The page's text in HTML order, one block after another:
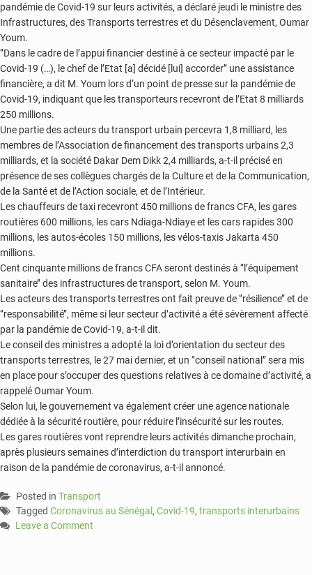
pandémie de Covid-19 sur leurs activités, a déclaré jeudi le ministre des
Infrastructures, des Transports terrestres et du Désenclavement, Oumar
Youm.
‘’Dans le cadre de l’appui financier destiné à ce secteur impacté par le
Covid-19 (…), le chef de l’Etat [a] décidé [lui] accorder’’ une assistance
financière, a dit M. Youm lors d’un point de presse sur la pandémie de
Covid-19, indiquant que les transporteurs recevront de l’Etat 8 milliards
250 millions.
Une partie des acteurs du transport urbain percevra 1,8 milliard, les
membres de l’Association de financement des transports urbains 2,3
milliards, et la société Dakar Dem Dikk 2,4 milliards, a-t-il précisé en
présence de ses collègues chargés de la Culture et de la Communication,
de la Santé et de l’Action sociale, et de l’Intérieur.
Les chauffeurs de taxi recevront 450 millions de francs CFA, les gares
routières 600 millions, les cars Ndiaga-Ndiaye et les cars rapides 300
millions, les autos-écoles 150 millions, les vélos-taxis Jakarta 450
millions.
Cent cinquante millions de francs CFA seront destinés à ‘’l’équipement
sanitaire’’ des infrastructures de transport, selon M. Youm.
Les acteurs des transports terrestres ont fait preuve de ‘’résilience’’ et de
‘’responsabilité’’, même si leur secteur d’activité a été sévèrement affecté
par la pandémie de Covid-19, a-t-il dit.
Le conseil des ministres a adopté la loi d’orientation du secteur des
transports terrestres, le 27 mai dernier, et un ‘’conseil national’’ sera mis
en place pour s’occuper des questions relatives à ce domaine d’activité, a
rappelé Oumar Youm.
Selon lui, le gouvernement va également créer une agence nationale
dédiée à la sécurité routière, pour réduire l’insécurité sur les routes.
Les gares routières vont reprendre leurs activités dimanche prochain,
après plusieurs semaines d’interdiction du transport interurbain en
raison de la pandémie de coronavirus, a-t-il annoncé.
Posted in Transport
Tagged Coronavirus au Sénégal , Covid-19, transports interurbains
Leave a Comment